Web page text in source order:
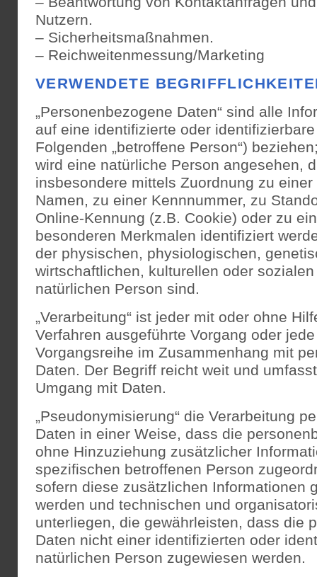
Nutzern.
– Sicherheitsmaßnahmen.
– Reichweitenmessung/Marketing
VERWENDETE
„Personenbezogene Daten“ sind alle
auf eine identifizierte oder
Folgenden „betroffene Person“)
wird eine natürliche Person angesehen,
insbesondere mittels Zuordnung zu
Namen, zu einer Kennnummer, zu
Online-Kennung (z.B. Cookie) oder zu
besonderen Merkmalen identifiziert
der physischen, physiologischen,
wirtschaftlichen, kulturellen oder
natürlichen Person sind.
„Verarbeitung“ ist jeder mit oder ohne
Verfahren ausgeführte Vorgang oder
Vorgangsreihe im Zusammenhang mit
Daten. Der Begriff reicht weit und
Umgang mit Daten.
„Pseudonymisierung“ die Verarbeitung
Daten in einer Weise, dass die
ohne Hinzuziehung zusätzlicher
spezifischen betroffenen Person
sofern diese zusätzlichen Informationen
werden und technischen und
unterliegen, die gewährleisten, dass die
Daten nicht einer identifizierten oder
natürlichen Person zugewiesen werden.